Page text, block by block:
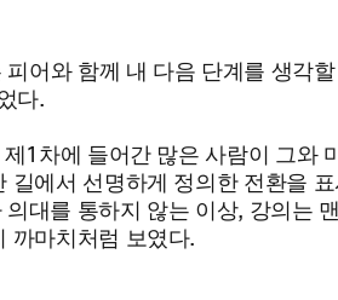
피어와 함께 내 다음 단계를 생각
다.
1차에 들어간 많은 사람이 그와
길에서 선명하게 정의한 전환을
의대를 통하지 않는 이상, 강의는
까마치처럼 보였다.